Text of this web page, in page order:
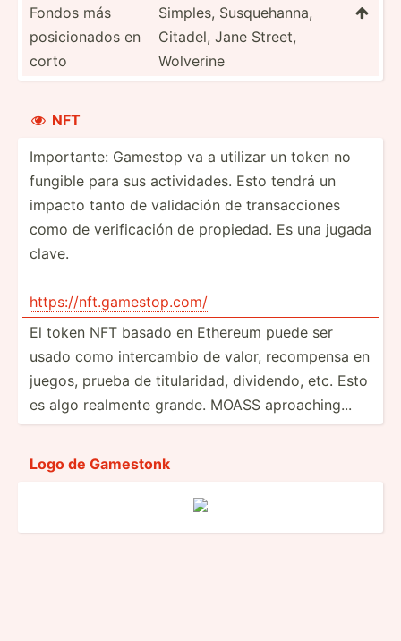
Fondos más
posici­onados en
corto
Simples, Susque­hanna,
Citadel, Jane Street,
Wolverine

 NFT
Importante: Gamestop va a utilizar un token no
fungible para sus actividades. Esto tendrá un
impacto tanto de validación de transacciones
como de verificación de propiedad. Es una jugada
clave.
https://nft.gamestop.com/
El token NFT basado en Ethereum puede ser
usado como intercambio de valor, recompensa en
juegos, prueba de titularidad, dividendo, etc. Esto
es algo realmente grande. MOASS aproaching...
Logo de Gamestonk